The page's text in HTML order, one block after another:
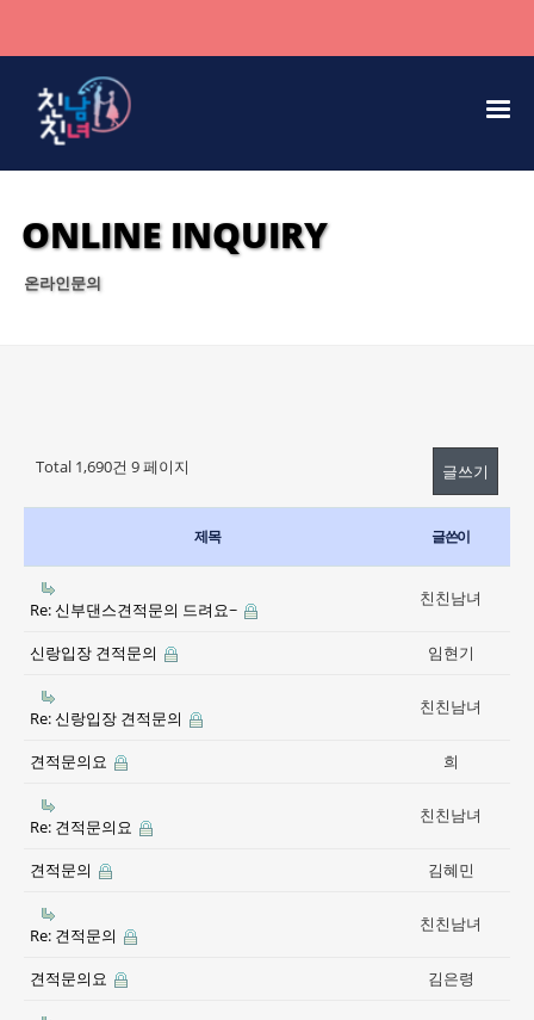
ONLINE INQUIRY
온라인문의
Total 1,690건 9 페이지 글쓰기
제목 글쓴이
Re: 신부댄스견적문의 드려요~
친친남녀
신랑입장 견적문의 임현기
Re: 신랑입장 견적문의
친친남녀
견적문의요 희
Re: 견적문의요
친친남녀
견적문의 김혜민
Re: 견적문의
친친남녀
견적문의요 김은령